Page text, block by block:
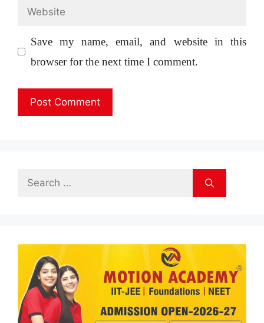
Website
Save my name, email, and website in this
browser for the next time I comment.
Search